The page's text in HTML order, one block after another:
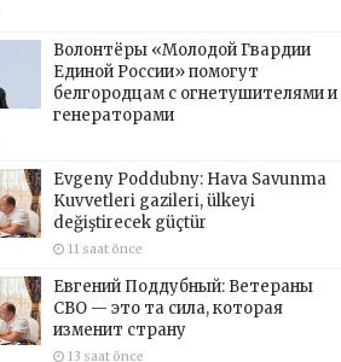
Волонтёры «Молодой Гвардии
Единой России» помогут
белгородцам с огнетушителями и
генераторами
Evgeny Poddubny: Hava Savunma
Kuvvetleri gazileri, ülkeyi
değiştirecek güçtür
11 saat önce
Евгений Поддубный: Ветераны
СВО — это та сила, которая
изменит страну
13 saat önce